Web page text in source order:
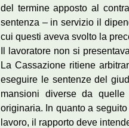
del termine apposto al
sentenza – in servizio il
cui questi aveva svolto la
Il lavoratore non si
La Cassazione ritiene
eseguire le sentenze del
mansioni diverse da
originaria. In quanto a
lavoro, il rapporto deve